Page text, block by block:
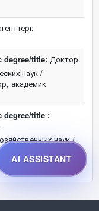
degree/title: Доктор
наук /
академик
degree/title :
наук /
AI ASSISTANT